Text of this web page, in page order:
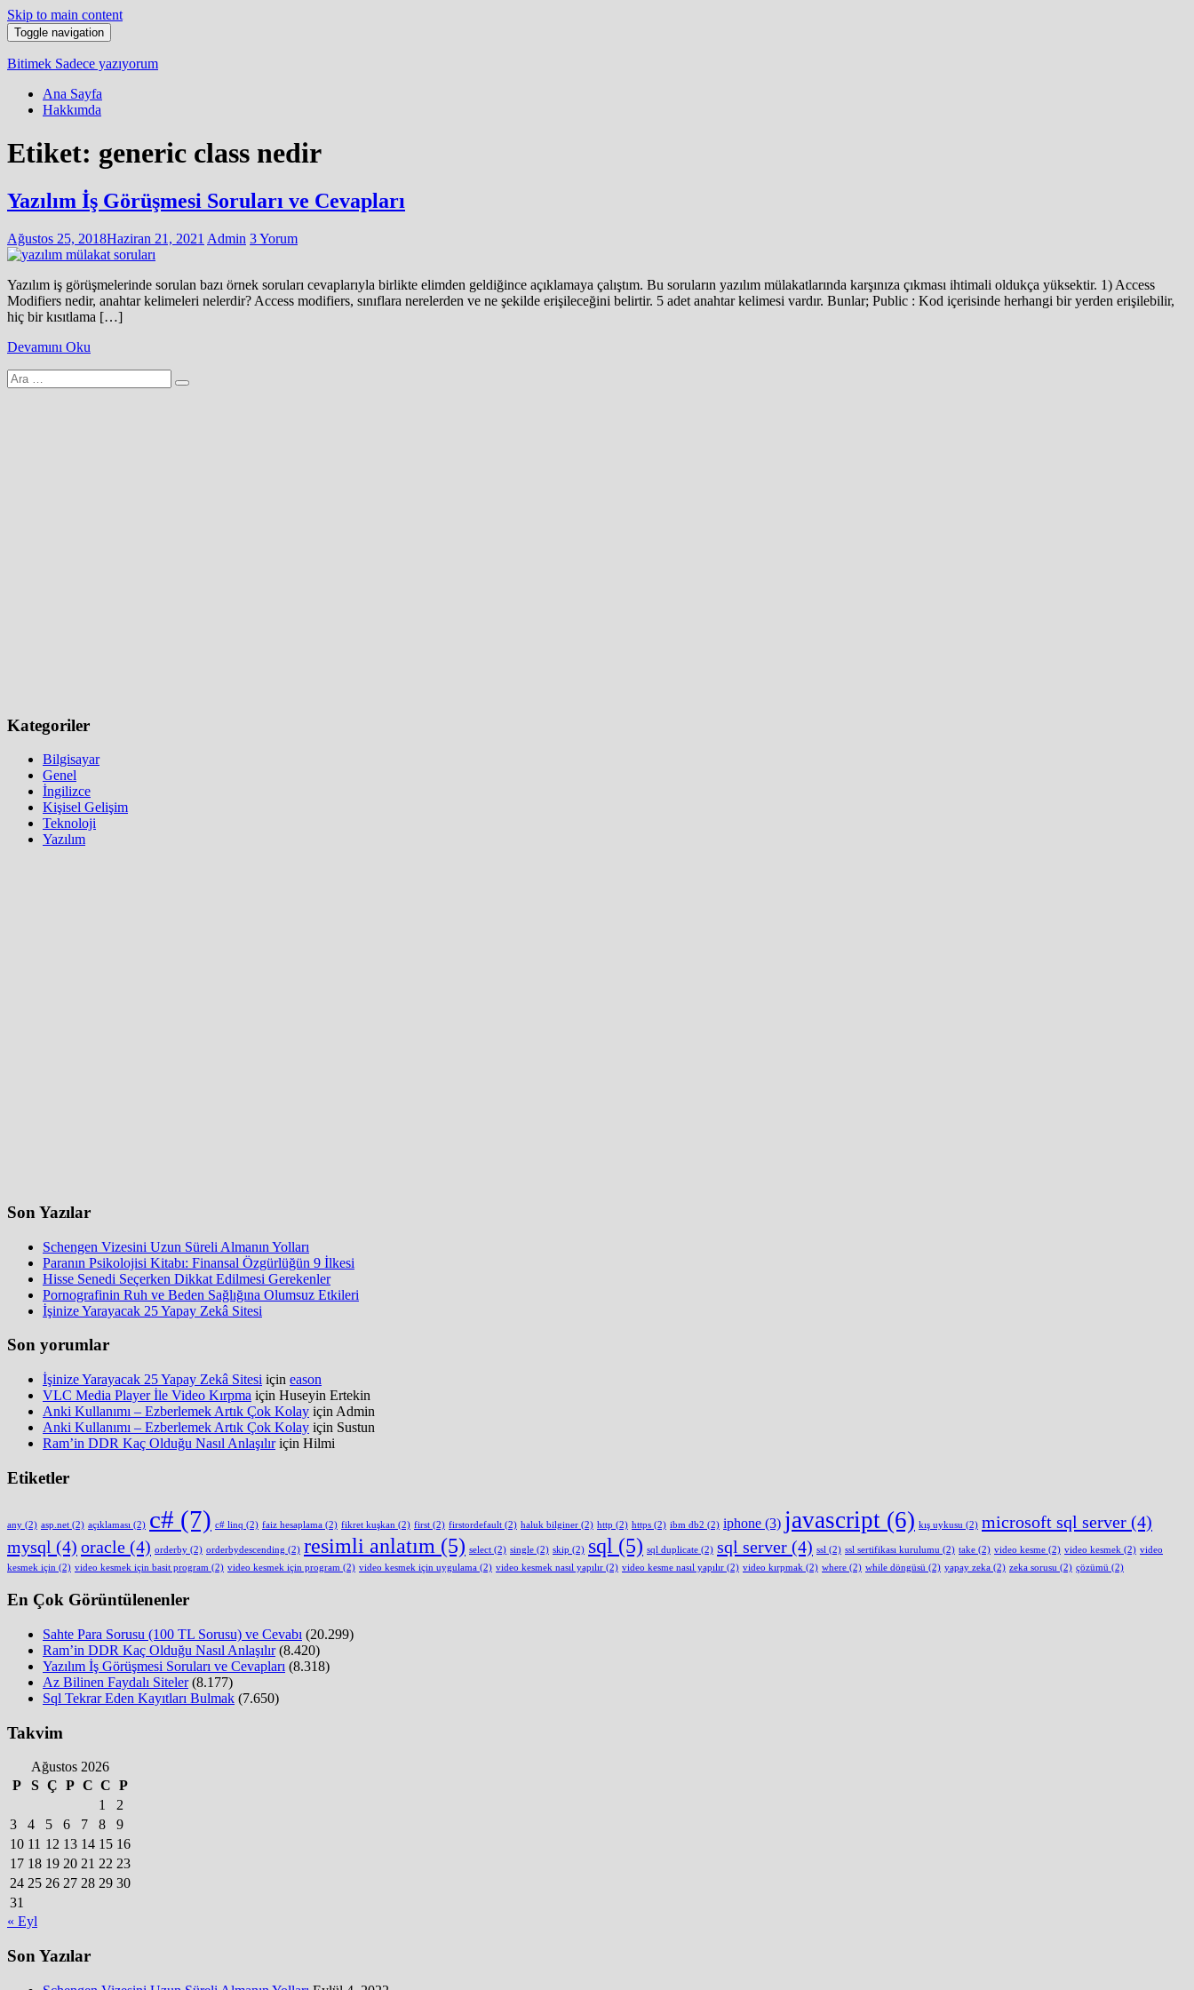
Skip to main content
Toggle navigation
Bitimek Sadece yazıyorum
Ana Sayfa
Hakkımda
Etiket: generic class nedir
Yazılım İş Görüşmesi Soruları ve Cevapları
Ağustos 25, 2018Haziran 21, 2021 Admin 3 Yorum
Yazılım iş görüşmelerinde sorulan bazı örnek soruları cevaplarıyla birlikte elimden geldiğince açıklamaya çalıştım. Bu soruların yazılım mülakatlarında karşınıza çıkması ihtimali oldukça yüksektir. 1) Access
Modifiers nedir, anahtar kelimeleri nelerdir? Access modifiers, sınıflara nerelerden ve ne şekilde erişileceğini belirtir. 5 adet anahtar kelimesi vardır. Bunlar; Public : Kod içerisinde herhangi bir yerden erişilebilir,
hiç bir kısıtlama […]
Devamını Oku
Arama
yap:
Kategoriler
Bilgisayar
Genel
İngilizce
Kişisel Gelişim
Teknoloji
Yazılım
Son Yazılar
Schengen Vizesini Uzun Süreli Almanın Yolları
Paranın Psikolojisi Kitabı: Finansal Özgürlüğün 9 İlkesi
Hisse Senedi Seçerken Dikkat Edilmesi Gerekenler
Pornografinin Ruh ve Beden Sağlığına Olumsuz Etkileri
İşinize Yarayacak 25 Yapay Zekâ Sitesi
Son yorumlar
İşinize Yarayacak 25 Yapay Zekâ Sitesi için eason
VLC Media Player İle Video Kırpma için Huseyin Ertekin
Anki Kullanımı – Ezberlemek Artık Çok Kolay için Admin
Anki Kullanımı – Ezberlemek Artık Çok Kolay için Sustun
Ram’in DDR Kaç Olduğu Nasıl Anlaşılıriçin Hilmi
Etiketler
any (2) asp.net (2) açıklaması (2) c# (7) c# linq (2) faiz hesaplama (2) fikret kuşkan (2) first (2) firstordefault (2) haluk bilginer (2) http (2) https (2) ibm db2 (2) iphone (3) javascript (6) kış uykusu (2) microsoft sql server (4)
mysql (4) oracle (4) orderby (2) orderbydescending (2) resimli anlatım (5) select (2) single (2) skip (2) sql (5) sql duplicate (2) sql server (4) ssl (2) ssl sertifikası kurulumu (2) take (2) video kesme (2) video kesmek (2) video
kesmek için (2) video kesmek için basit program (2) video kesmek için program (2) video kesmek için uygulama (2) video kesmek nasıl yapılır (2) video kesme nasıl yapılır (2) video kırpmak (2) where (2) while döngüsü (2) yapay zeka (2) zeka sorusu (2) çözümü (2)
En Çok Görüntülenenler
Sahte Para Sorusu (100 TL Sorusu) ve Cevabı (20.299)
Ram’in DDR Kaç Olduğu Nasıl Anlaşılır (8.420)
Yazılım İş Görüşmesi Soruları ve Cevapları (8.318)
Az Bilinen Faydalı Siteler (8.177)
Sql Tekrar Eden Kayıtları Bulmak (7.650)
Takvim
Ağustos 2026
P
S Ç P C C P
1
2
3
4 5 6 7 8
9
10 11 12 13 14 15 16
17 18 19 20 21 22 23
24 25 26 27 28 29 30
31
« Eyl
Son Yazılar